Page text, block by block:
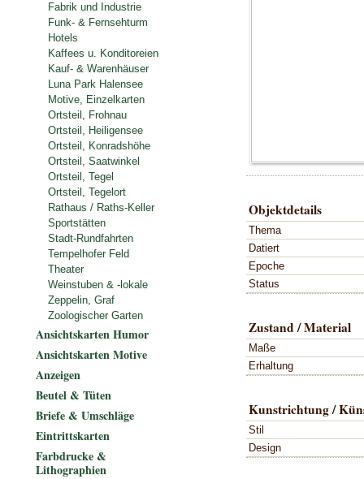
Objektdetails
Thema
Datiert
Epoche
Status
Zustand / Material
Maße
Erhaltung
Kunstrichtung /
Stil
Design
Fabrik und Industrie
Funk- & Fernsehturm
Hotels
Kaffees u. Konditoreien
Kauf- & Warenhäuser
Luna Park Halensee
Motive, Einzelkarten
Ortsteil, Frohnau
Ortsteil, Heiligensee
Ortsteil, Konradshöhe
Ortsteil, Saatwinkel
Ortsteil, Tegel
Ortsteil, Tegelort
Rathaus / Raths-Keller
Sportstätten
Stadt-Rundfahrten
Tempelhofer Feld
Theater
Weinstuben & -lokale
Zeppelin, Graf
Zoologischer Garten
Ansichtskarten Humor
Ansichtskarten Motive
Anzeigen
Beutel & Tüten
Briefe & Umschläge
Eintrittskarten
Farbdrucke &
Lithographien